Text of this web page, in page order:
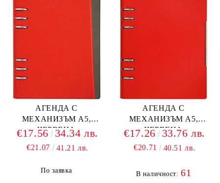
АГЕНДА С
МЕХАНИЗЪМ А5,
ЧЕРВЕНА
€17.56 34.34 лв.
€21.07 41.21 лв.
По заявка
АГЕНДА С
МЕХАНИЗЪМ А5,
ЧЕРВЕНА
€17.26 33.76 лв.
€20.71 40.51 лв.
В наличност:61